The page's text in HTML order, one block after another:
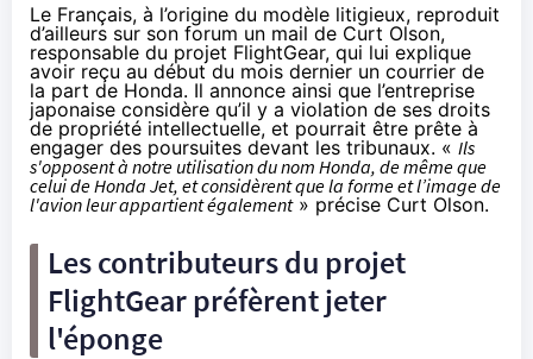
Le Français, à l’origine du modèle litigieux, reproduit
d’ailleurs sur son forum un mail de Curt Olson,
responsable du projet FlightGear, qui lui explique
avoir reçu au début du mois dernier un courrier de
la part de Honda. Il annonce ainsi que l’entreprise
japonaise considère qu’il y a violation de ses droits
de propriété intellectuelle, et pourrait être prête à
engager des poursuites devant les tribunaux. « Ils
s'opposent à notre utilisation du nom Honda, de même que
celui de Honda Jet, et considèrent que la forme et l’image de
l'avion leur appartient également» précise Curt Olson.
Les contributeurs du projet
FlightGear préfèrent jeter
l'éponge